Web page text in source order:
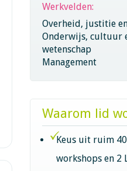
Werkvelden:
Overheid, justitie
Onderwijs, cultuur
wetenschap
Management
Waarom lid
Keus uit ruim 40
workshops en 2